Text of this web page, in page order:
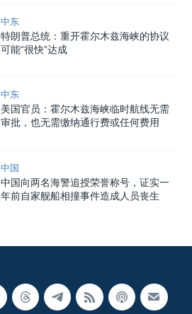
中东
特朗普总统：重开霍尔木兹海峡的协议
可能“很快”达成
中东
美国官员：霍尔木兹海峡临时航线无需
审批，也无需缴纳通行费或任何费用
中国
中国向两名海警追授荣誉称号，证实一
年前自家舰船相撞事件造成人员丧生